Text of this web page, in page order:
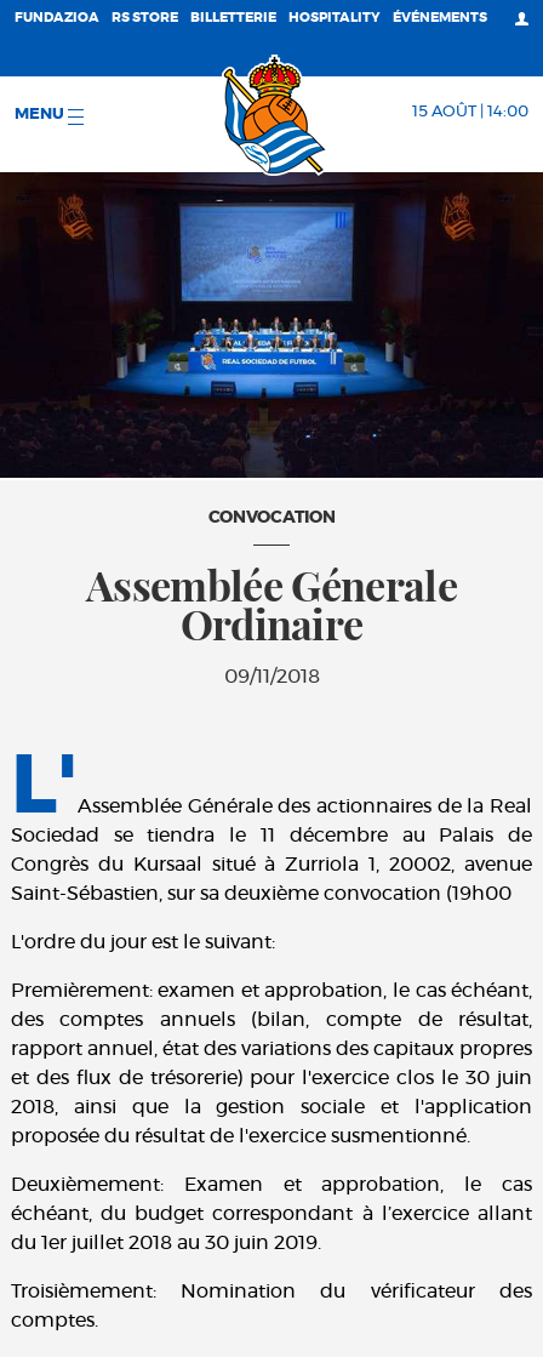
FUNDAZIOA RS STORE BILLETTERIE HOSPITALITY ÉVÉNEMENTS
MENU 15 AOÛT | 14:00
CONVOCATION
Assemblée Génerale
Ordinaire
09/11/2018
L'Assemblée Générale des actionnaires de la Real
Sociedad se tiendra le 11 décembre au Palais de
Congrès du Kursaal situé à Zurriola 1, 20002, avenue
Saint-Sébastien, sur sa deuxième convocation (19h00
L'ordre du jour est le suivant:
Premièrement: examen et approbation, le cas échéant,
des comptes annuels (bilan, compte de résultat,
rapport annuel, état des variations des capitaux propres
et des flux de trésorerie) pour l'exercice clos le 30 juin
2018, ainsi que la gestion sociale et l'application
proposée du résultat de l'exercice susmentionné.
Deuxièmement: Examen et approbation, le cas
échéant, du budget correspondant à l’exercice allant
du 1er juillet 2018 au 30 juin 2019.
Troisièmement: Nomination du vérificateur des
comptes.